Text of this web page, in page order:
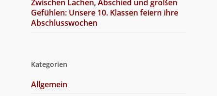
Zwischen Lachen, Abschied und großen
Gefühlen: Unsere 10. Klassen feiern ihre
Abschlusswochen
Kategorien
Allgemein